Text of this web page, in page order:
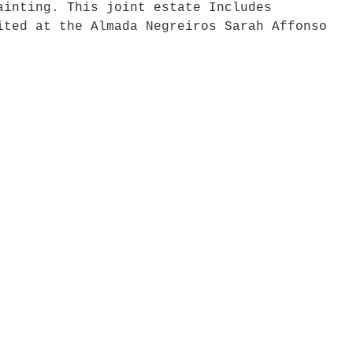
This joint estate Includes
at the Almada Negreiros Sarah Affonso